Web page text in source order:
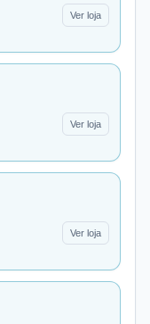
Ver loja
Ver loja
Ver loja